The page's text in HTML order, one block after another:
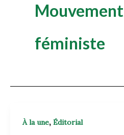
Mouvement
féministe
À la une, Éditorial